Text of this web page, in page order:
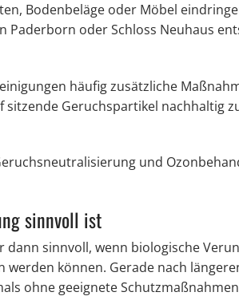
Bodenbeläge oder Möbel
Paderborn oder Schloss Neuhaus
häufig zusätzliche
sitzende Geruchspartikel nachhaltig
und
sinnvoll ist
sinnvoll, wenn biologische
werden können. Gerade nach
ohne geeignete